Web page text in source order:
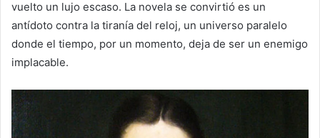
vuelto un lujo escaso. La novela se convirtió es un
antídoto contra la tiranía del reloj, un universo paralelo
donde el tiempo, por un momento, deja de ser un enemigo
implacable.